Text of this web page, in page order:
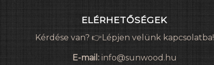
ELÉRHETŐSÉGEK
Kérdése van? 👉Lépjen velünk kapcsolatba!
E-mail: info@sunwood.hu